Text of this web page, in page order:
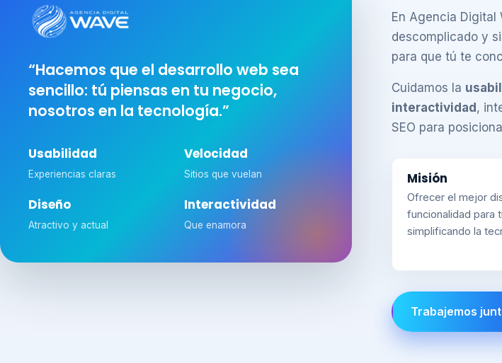
“Hacemos que el desarrollo web sea
sencillo: tú piensas en tu negocio,
nosotros en la tecnología.”
Usabilidad
Experiencias claras
Velocidad
Sitios que vuelan
Diseño
Atractivo y actual
Interactividad
Que enamora
En Agencia Digital
descomplicado y
para que tú te
Cuidamos la
interactividad,
SEO para
Misión
Ofrecer el mejor
funcionalidad para
simplificando la
Trabajemos